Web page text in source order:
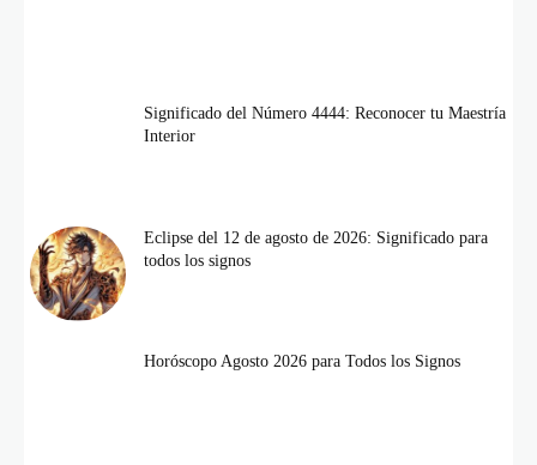
Significado del Número 4444: Reconocer tu Maestría
Interior
Eclipse del 12 de agosto de 2026: Significado para
todos los signos
Horóscopo Agosto 2026 para Todos los Signos